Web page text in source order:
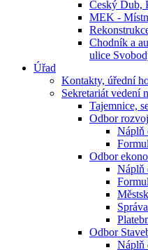
Český Dub,
MEK -
Chodník a
ulice
Úřad
Kontakty, úřední
Sekretariát vedení
Tajemnice,
Odbor
Náplň
Odbor
Náplň
Odbor
Náplň